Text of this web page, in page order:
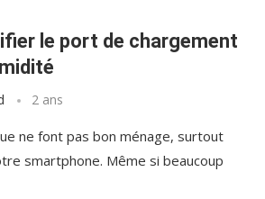
le port de chargement
2 ans
ne font pas bon ménage, surtout
smartphone. Même si beaucoup